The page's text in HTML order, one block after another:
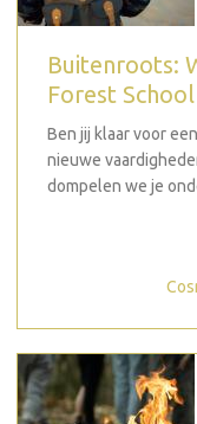
Buitenroots:
Forest School
Ben jij klaar voor
nieuwe
dompelen we je